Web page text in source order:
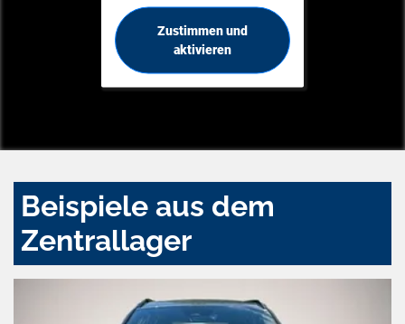
Zustimmen und
aktivieren
Beispiele aus dem
Zentrallager